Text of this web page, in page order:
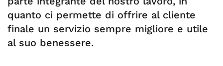
quanto ci permette di offrire al cliente
finale un servizio sempre migliore e utile
al suo benessere.